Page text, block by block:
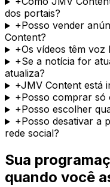
dos portais?
+Posso vender
Content?
+Os vídeos têm voz
+Se a notícia for
atualiza?
+JMV Content está
+Posso comprar só
+Posso escolher
+Posso desativar a
rede social?
Sua
quando você